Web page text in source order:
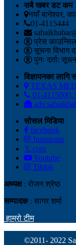
सबै खबर डट कम
नयाँ बानेश्वर,
01-4115444
प्रेस
सूचना विभाग
पुनः दर्ता:
विज्ञापनका लागि
TEXAS
01-4115000,
सोसल मिडिया
facebook
Instagram
𝕏.com
Youtube
Tiktok
अध्यक्ष: रोजन श्रेष्ठ
सम्पादक: सागर शर्मा
हाम्रो टीम
©2011- 2022